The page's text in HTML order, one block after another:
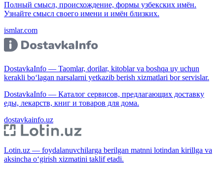
Полный смысл, происхождение, формы узбекских имён.
Узнайте смысл своего имени и имён близких.
ismlar.com
DostavkaInfo — Taomlar, dorilar, kitoblar va boshqa uy uchun
kerakli bo‘lagan narsalarni yetkazib berish xizmatlari bor servislar.
DostavkaInfo — Каталог сервисов, предлагающих доставку
еды, лекарств, книг и товаров для дома.
dostavkainfo.uz
Lotin.uz — foydalanuvchilarga berilgan matnni lotindan kirillga va
aksincha o‘girish xizmatini taklif etadi.